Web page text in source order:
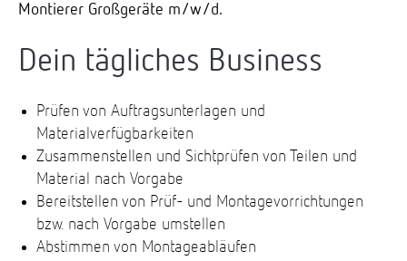
Montierer Großgeräte m/w/d.
Dein tägliches Business
Prüfen von Auftragsunterlagen und
Materialverfügbarkeiten
Zusammenstellen und Sichtprüfen von Teilen und
Material nach Vorgabe
Bereitstellen von Prüf- und Montagevorrichtungen
bzw. nach Vorgabe umstellen
Abstimmen von Montageabläufen